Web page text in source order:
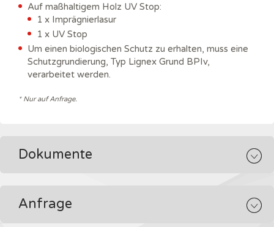
Auf maßhaltigem Holz UV Stop:
1 x Imprägnierlasur
1 x UV Stop
Um einen biologischen Schutz zu erhalten, muss eine
Schutzgrundierung, Typ Lignex Grund BPIv,
verarbeitet werden.
* Nur auf Anfrage.
Dokumente
Anfrage